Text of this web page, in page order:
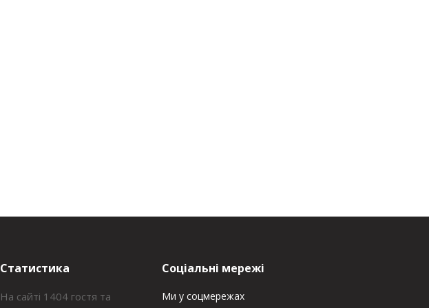
Статистика
На сайті 1404 гостя та
Соціальні мережі
Ми у соцмережах